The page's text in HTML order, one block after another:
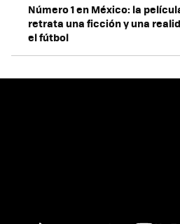
Número 1 en México: la
retrata una ficción y una
el fútbol